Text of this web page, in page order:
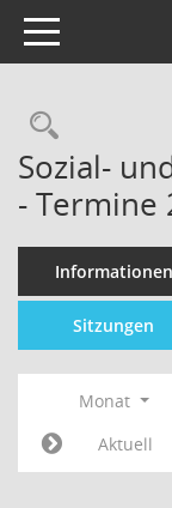
Toggle navigation
Sozial-
- Termine
Informationen
Sitzungen
Monat
Aktuell